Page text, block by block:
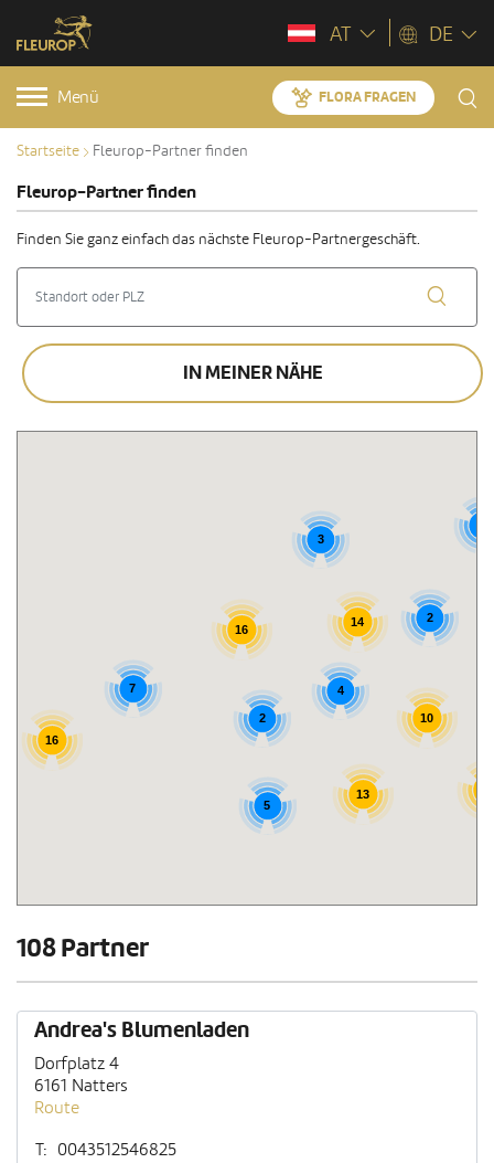
AT DE
Menü FLORA FRAGEN
Startseite Fleurop-Partner finden
Fleurop-Partner finden
Finden Sie ganz einfach das nächste Fleurop-Partnergeschäft.
IN MEINER NÄHE
16
14
13
16
7
10
2
4
5
3
2
108 Partner
Andrea's Blumenladen
Dorfplatz 4
6161 Natters
Route
T:
0043512546825